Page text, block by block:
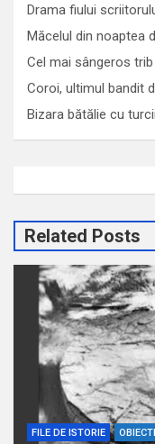
Drama fiului
Măcelul din noaptea
Cel mai sângeros
Coroi, ultimul bandit
Bizara bătălie cu
Related Posts
FILE DE ISTORIE